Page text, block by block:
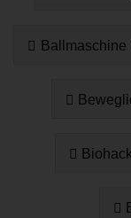
Ballmaschine